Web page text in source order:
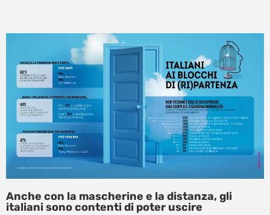
Anche con la mascherine e la distanza, gli
italiani sono contenti di poter uscire